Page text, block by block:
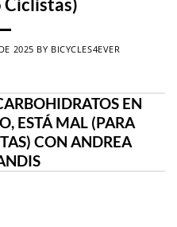
2025 BY BICYCLES4EVER
EN
ESTÁ MAL (PARA
CON ANDREA